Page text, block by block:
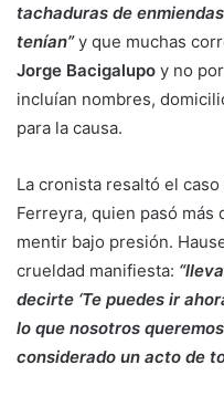
tachaduras de
tenían”y que muchas
Jorge Bacigalupo y no
incluían nombres,
para la causa.
La cronista resaltó el
Ferreyra, quien pasó más
mentir bajo presión.
crueldad manifiesta:
decirte ‘Te puedes ir
lo que nosotros
considerado un acto de